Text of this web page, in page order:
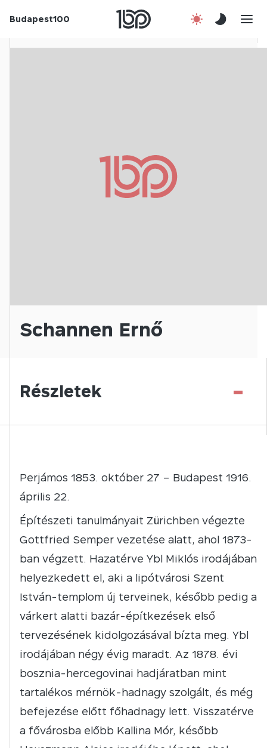
Budapest100 Rólunk
Korábbi évek
Schannen Ernő
Részletek -
Perjámos 1853. október 27 – Budapest 1916.
április 22.
Építészeti tanulmányait Zürichben végezte
Gottfried Semper vezetése alatt, ahol 1873-
ban végzett. Hazatérve Ybl Miklós irodájában
helyezkedett el, aki a lipótvárosi Szent
István-templom új terveinek, később pedig a
várkert alatti bazár-építkezések első
tervezésének kidolgozásával bízta meg. Ybl
irodájában négy évig maradt. Az 1878. évi
bosznia-hercegovinai hadjáratban mint
tartalékos mérnök-hadnagy szolgált, és még
befejezése előtt főhadnagy lett. Visszatérve
a fővárosba előbb Kallina Mór, később